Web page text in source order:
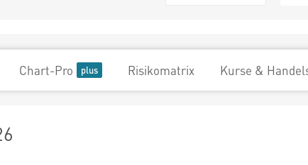
Chart-Pro Risikomatrix Kurse &